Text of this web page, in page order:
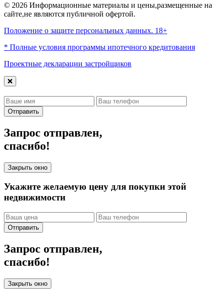
© 2026 Информационные материалы и цены,размещенные на
сайте,не являются публичной офертой.
Положение о защите персональных данных. 18+
* Полные условия программы ипотечного кредитования
Проектные декларации застройщиков
Отправить
Запрос отправлен,
спасибо!
Закрыть окно
Укажите желаемую цену для покупки этой
недвижимости
Отправить
Запрос отправлен,
спасибо!
Закрыть окно